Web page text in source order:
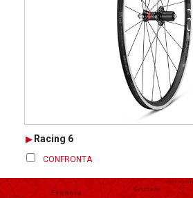
Racing 6
CONFRONTA